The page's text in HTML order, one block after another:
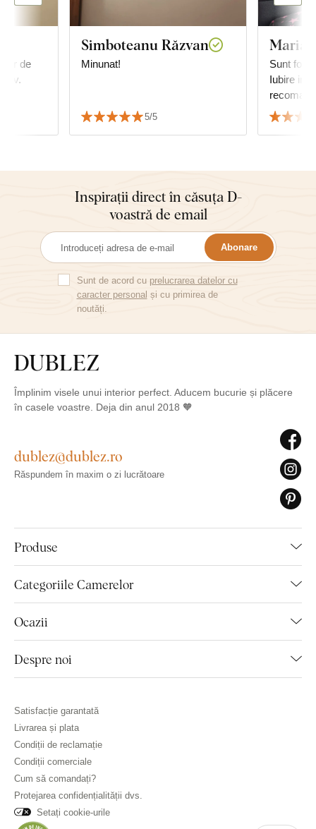
de
Simboteanu Răzvan
Minunat!
5/5
Maria
Sunt
Iubire
Inspirații direct în căsuța D-
voastră de email
Abonare
Sunt de acord cu prelucrarea datelor cu
caracter personal și cu primirea de
noutăți.
Împlinim visele unui interior perfect. Aducem bucurie și plăcere
în casele voastre. Deja din anul 2018 🧡
Produse
Categoriile Camerelor
Ocazii
Despre noi
dublez@dublez.ro
Răspundem în maxim o zi lucrătoare
Satisfacție garantată
Livrarea și plata
Condiții de reclamație
Condiții comerciale
Cum să comandați?
Protejarea confidențialității dvs.
Setați cookie-urile